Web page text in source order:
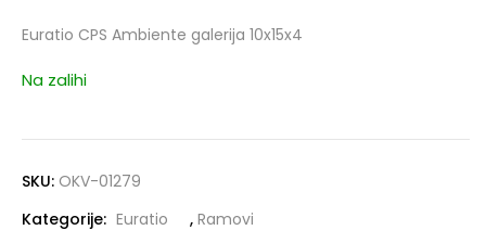
Euratio CPS Ambiente galerija 10x15x4
Na zalihi
SKU: OKV-01279
Kategorije: Euratio , Ramovi